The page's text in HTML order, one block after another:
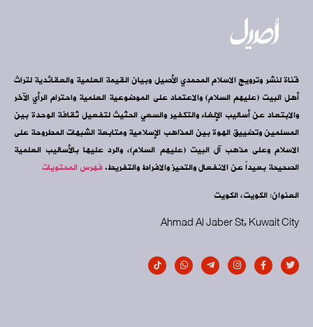
قناة لنشر وترويج الاسلام المحمدي الأصيل وبيان القيمة العلمية والعقائدية لتراث
أهل البيت (عليهم السلام) والاعتماد على الموضوعية العلمية واحترام الرأي الآخر
والابتعاد عن أساليب الإلغاء والتكفير والسعي الحثيث لتفعيل ثقافة الوحدة بين
المسلمين وتضييق الهوة بين المذاهب الإسلامية ومتابعة الشبهات المطروحة على
الاسلام وعلى مذهب آل البيت (عليهم السلام)، والرد عليها بالأساليب العلمية
الصحيحة بعيداً عن الانفعال والتحيز والافراط والتفريط.فهرس المحتويات
العنوان: الكويت، الكويت
Ahmad Al Jaber St, Kuwait City